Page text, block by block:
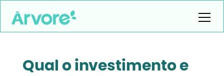
Qual o investimento e